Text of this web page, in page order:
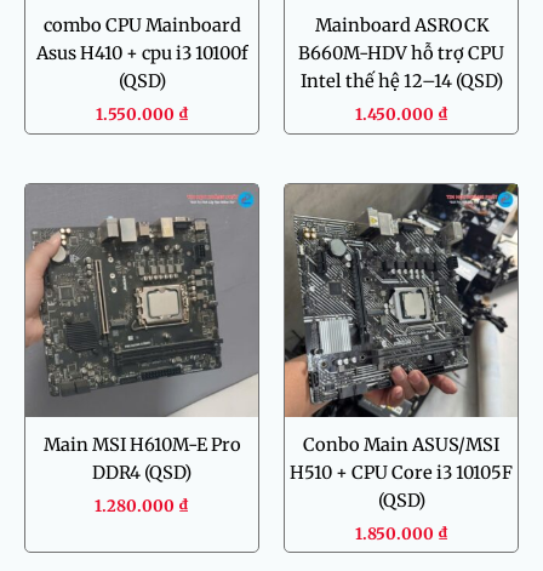
combo CPU Mainboard
Asus H410 + cpu i3 10100f
(QSD)
1.550.000 ₫
Mainboard ASROCK
B660M-HDV hỗ trợ CPU
Intel thế hệ 12–14 (QSD)
1.450.000 ₫
Main MSI H610M-E Pro
DDR4 (QSD)
1.280.000 ₫
Conbo Main ASUS/MSI
H510 + CPU Core i3 10105F
(QSD)
1.850.000 ₫